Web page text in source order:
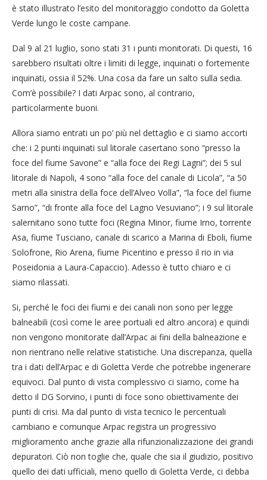
è stato illustrato l’esito del monitoraggio condotto da Goletta
Verde lungo le coste campane.
Dal 9 al 21 luglio, sono stati 31 i punti monitorati. Di questi, 16
sarebbero risultati oltre i limiti di legge, inquinati o fortemente
inquinati, ossia il 52%. Una cosa da fare un salto sulla sedia.
Com’è possibile? I dati Arpac sono, al contrario,
particolarmente buoni.
Allora siamo entrati un po’ più nel dettaglio e ci siamo accorti
che: i 2 punti inquinati sul litorale casertano sono “presso la
foce del fiume Savone” e “alla foce dei Regi Lagni”; dei 5 sul
litorale di Napoli, 4 sono “alla foce del canale di Licola”, “a 50
metri alla sinistra della foce dell’Alveo Volla”, “la foce del fiume
Sarno”, “di fronte alla foce del Lagno Vesuviano”; i 9 sul litorale
salernitano sono tutte foci (Regina Minor, fiume Irno, torrente
Asa, fiume Tusciano, canale di scarico a Marina di Eboli, fiume
Solofrone, Rio Arena, fiume Picentino e presso il rio in via
Poseidonia a Laura-Capaccio). Adesso è tutto chiaro e ci
siamo rilassati.
Si, perché le foci dei fiumi e dei canali non sono per legge
balneabili (così come le aree portuali ed altro ancora) e quindi
non vengono monitorate dall’Arpac ai fini della balneazione e
non rientrano nelle relative statistiche. Una discrepanza, quella
tra i dati dell’Arpac e di Goletta Verde che potrebbe ingenerare
equivoci. Dal punto di vista complessivo ci siamo, come ha
detto il DG Sorvino, i punti di foce sono obiettivamente dei
punti di crisi. Ma dal punto di vista tecnico le percentuali
cambiano e comunque Arpac registra un progressivo
miglioramento anche grazie alla rifunzionalizzazione dei grandi
depuratori. Ciò non toglie che, quale che sia il giudizio, positivo
quello dei dati ufficiali, meno quello di Goletta Verde, ci debba